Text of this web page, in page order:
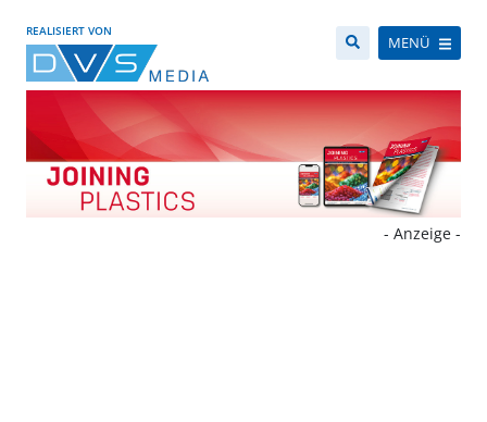
REALISIERT VON
MENÜ
- Anzeige -